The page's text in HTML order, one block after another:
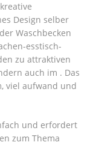
Design selber
Waschbecken
esstisch-
zu attraktiven
auch im . Das
viel aufwand und
und erfordert
zum Thema